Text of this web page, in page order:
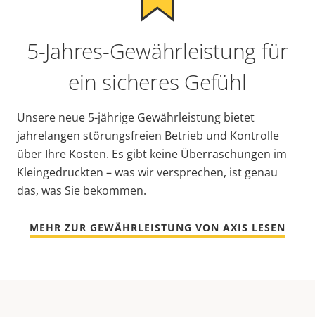
5-Jahres-Gewährleistung für
ein sicheres Gefühl
Unsere neue 5-jährige Gewährleistung bietet
jahrelangen störungsfreien Betrieb und Kontrolle
über Ihre Kosten. Es gibt keine Überraschungen im
Kleingedruckten – was wir versprechen, ist genau
das, was Sie bekommen.
MEHR ZUR GEWÄHRLEISTUNG VON AXIS LESEN